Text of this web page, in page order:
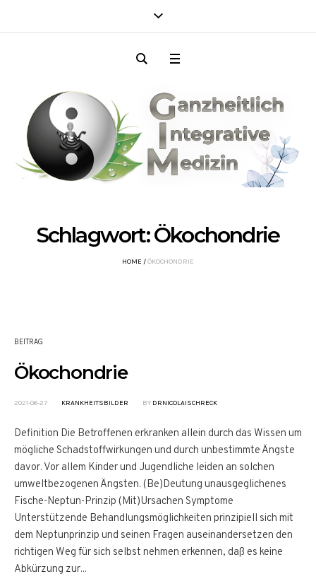
Schlagwort:Ökochondrie
HOME /ÖKOCHONDRIE
BEITRAG
Ökochondrie
2021-06-27 KRANKHEITSBILDER BY DRNICOLAISCHRECK
Definition Die Betroffenen erkranken allein durch das Wissen um
mögliche Schadstoffwirkungen und durch unbestimmte Ängste
davor. Vor allem Kinder und Jugendliche leiden an solchen
umweltbezogenen Ängsten. (Be)Deutung unausgeglichenes
Fische-Neptun-Prinzip (Mit)Ursachen Symptome
Unterstützende Behandlungsmöglichkeiten prinzipiell sich mit
dem Neptunprinzip und seinen Fragen auseinandersetzen den
richtigen Weg für sich selbst nehmen erkennen, daß es keine
Abkürzung zur...